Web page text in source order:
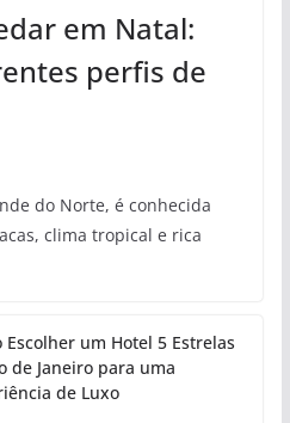
em Natal:
perfis de
do Norte, é conhecida
clima tropical e rica
Escolher um Hotel 5 Estrelas
de Janeiro para uma
de Luxo